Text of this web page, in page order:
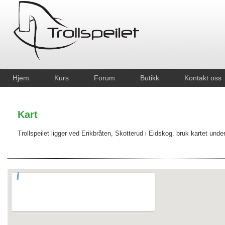
Hjem Kurs Forum Butikk Kontakt oss
Kart
Trollspeilet ligger ved Erikbråten, Skotterud i Eidskog. bruk kartet